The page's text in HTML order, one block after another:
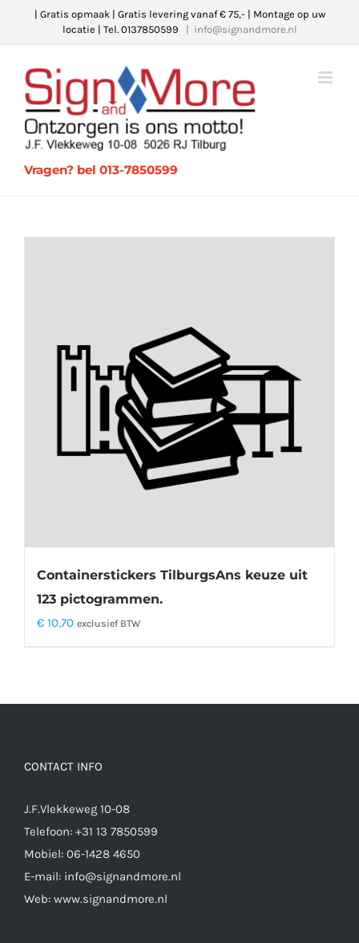
| Gratis opmaak | Gratis levering vanaf € 75,- | Montage op uw
locatie | Tel. 0137850599
info@signandmore.nl
Vragen? bel 013-7850599
Containerstickers TilburgsAns keuze uit
123 pictogrammen.
€ 10,70 exclusief BTW
CONTACT INFO
J.F.Vlekkeweg 10-08
Telefoon: +31 13 7850599
Mobiel: 06-1428 4650
E-mail: info@signandmore.nl
Web: www.signandmore.nl